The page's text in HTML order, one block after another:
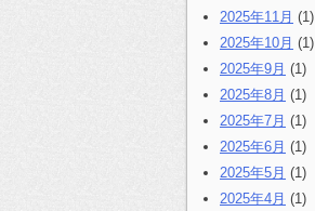
2025年11月 (1)
2025年10月 (1)
2025年9月 (1)
2025年8月 (1)
2025年7月 (1)
2025年6月 (1)
2025年5月 (1)
2025年4月 (1)